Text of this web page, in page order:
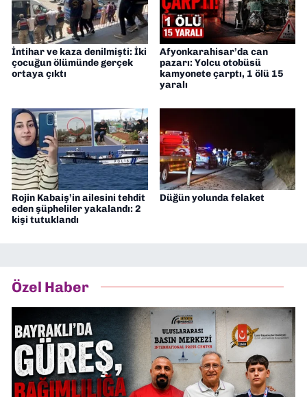
İntihar ve kaza denilmişti: İki
çocuğun ölümünde gerçek
ortaya çıktı
Afyonkarahisar’da can
pazarı: Yolcu otobüsü
kamyonete çarptı, 1 ölü 15
yaralı
Rojin Kabaiş’in ailesini tehdit
eden şüpheliler yakalandı: 2
kişi tutuklandı
Düğün yolunda felaket
Özel Haber